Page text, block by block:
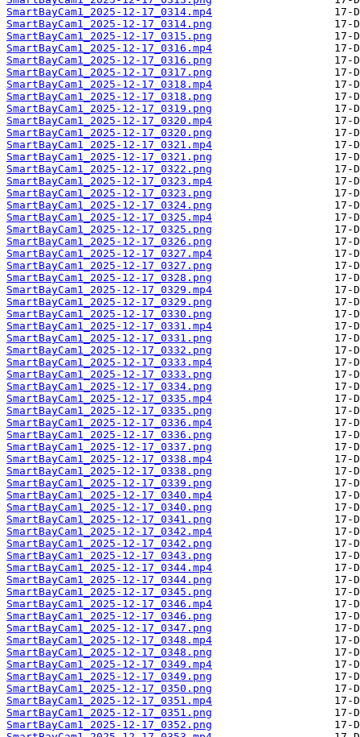
SmartBayCam1_2025-12-17_0314.mp4
SmartBayCam1_2025-12-17_0314.png
SmartBayCam1_2025-12-17_0315.png
SmartBayCam1_2025-12-17_0316.mp4
SmartBayCam1_2025-12-17_0316.png
SmartBayCam1_2025-12-17_0317.png
SmartBayCam1_2025-12-17_0318.mp4
SmartBayCam1_2025-12-17_0318.png
SmartBayCam1_2025-12-17_0319.png
SmartBayCam1_2025-12-17_0320.mp4
SmartBayCam1_2025-12-17_0320.png
SmartBayCam1_2025-12-17_0321.mp4
SmartBayCam1_2025-12-17_0321.png
SmartBayCam1_2025-12-17_0322.png
SmartBayCam1_2025-12-17_0323.mp4
SmartBayCam1_2025-12-17_0323.png
SmartBayCam1_2025-12-17_0324.png
SmartBayCam1_2025-12-17_0325.mp4
SmartBayCam1_2025-12-17_0325.png
SmartBayCam1_2025-12-17_0326.png
SmartBayCam1_2025-12-17_0327.mp4
SmartBayCam1_2025-12-17_0327.png
SmartBayCam1_2025-12-17_0328.png
SmartBayCam1_2025-12-17_0329.mp4
SmartBayCam1_2025-12-17_0329.png
SmartBayCam1_2025-12-17_0330.png
SmartBayCam1_2025-12-17_0331.mp4
SmartBayCam1_2025-12-17_0331.png
SmartBayCam1_2025-12-17_0332.png
SmartBayCam1_2025-12-17_0333.mp4
SmartBayCam1_2025-12-17_0333.png
SmartBayCam1_2025-12-17_0334.png
SmartBayCam1_2025-12-17_0335.mp4
SmartBayCam1_2025-12-17_0335.png
SmartBayCam1_2025-12-17_0336.mp4
SmartBayCam1_2025-12-17_0336.png
SmartBayCam1_2025-12-17_0337.png
SmartBayCam1_2025-12-17_0338.mp4
SmartBayCam1_2025-12-17_0338.png
SmartBayCam1_2025-12-17_0339.png
SmartBayCam1_2025-12-17_0340.mp4
SmartBayCam1_2025-12-17_0340.png
SmartBayCam1_2025-12-17_0341.png
SmartBayCam1_2025-12-17_0342.mp4
SmartBayCam1_2025-12-17_0342.png
SmartBayCam1_2025-12-17_0343.png
SmartBayCam1_2025-12-17_0344.mp4
SmartBayCam1_2025-12-17_0344.png
SmartBayCam1_2025-12-17_0345.png
SmartBayCam1_2025-12-17_0346.mp4
SmartBayCam1_2025-12-17_0346.png
SmartBayCam1_2025-12-17_0347.png
SmartBayCam1_2025-12-17_0348.mp4
SmartBayCam1_2025-12-17_0348.png
SmartBayCam1_2025-12-17_0349.mp4
SmartBayCam1_2025-12-17_0349.png
SmartBayCam1_2025-12-17_0350.png
SmartBayCam1_2025-12-17_0351.mp4
SmartBayCam1_2025-12-17_0351.png
SmartBayCam1_2025-12-17_0352.png